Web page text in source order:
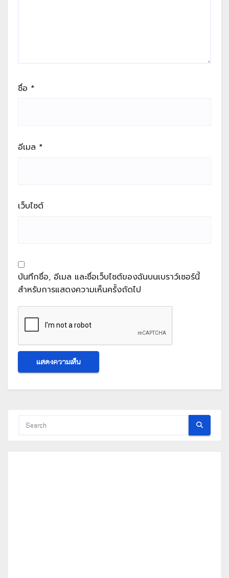
ชื่อ *
อีเมล *
เว็บไซต์
บันทึกชื่อ, อีเมล และชื่อเว็บไซต์ของฉันบนเบราว์เซอร์นี้
สำหรับการแสดงความเห็นครั้งถัดไป